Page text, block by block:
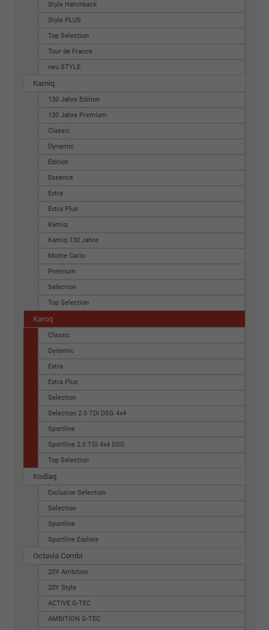
Style Hatchback
Style PLUS
Top Selection
Tour de France
neu STYLE
Kamiq
130 Jahre Edition
130 Jahre Premium
Classic
Dynamic
Edition
Essence
Extra
Extra Plus
Kamiq
Kamiq 130 Jahre
Monte Carlo
Premium
Selection
Top Selection
Karoq
Classic
Dynamic
Extra
Extra Plus
Selection
Selection 2.0 TDI DSG 4x4
Sportline
Sportline 2.0 TSI 4x4 DSG
Top Selection
Kodiaq
Exclusive Selection
Selection
Sportline
Sportline Explore
Octavia Combi
20Y Ambition
20Y Style
ACTIVE G-TEC
AMBITION G-TEC